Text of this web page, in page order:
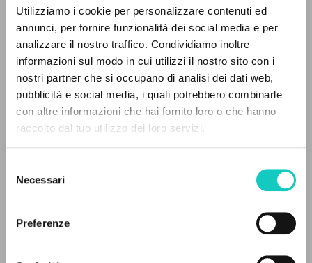
Utilizziamo i cookie per personalizzare contenuti ed
annunci, per fornire funzionalità dei social media e per
analizzare il nostro traffico. Condividiamo inoltre
informazioni sul modo in cui utilizzi il nostro sito con i
nostri partner che si occupano di analisi dei dati web,
pubblicità e social media, i quali potrebbero combinarle
con altre informazioni che hai fornito loro o che hanno
raccolto dal tuo utilizzo dei loro servizi.
delNecessari
Preferenze
Giussani LuigiAutor
Inglés
Journey-The CL Magazine
1996
22/06/2021
0DOCUMENTOS ENCONTRADOS
RESULTADOS SUCESIVOS